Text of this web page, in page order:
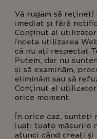
Vă rugăm să
imediat și fără
Conținut al
înceta utilizarea
că nu ați respectat
Putem, dar nu
și să examinăm,
eliminăm sau să
Conținut al
orice moment.
În orice caz, sunteți
luați toate măsurile
atunci când creați